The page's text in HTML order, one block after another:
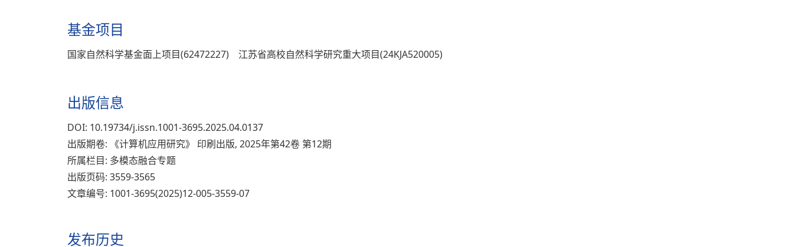
基金项目
国家自然科学基金面上项目(62472227) 江苏省高校自然科学研究重大项目(24KJA520005)
出版信息
DOI: 10.19734/j.issn.1001-3695.2025.04.0137
出版期卷: 《计算机应用研究》 印刷出版, 2025年第42卷 第12期
所属栏目: 多模态融合专题
出版页码: 3559-3565
文章编号: 1001-3695(2025)12-005-3559-07
发布历史